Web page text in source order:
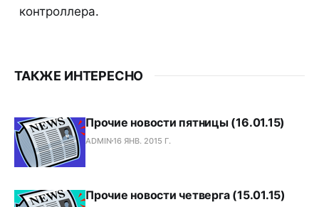
контроллера.
ТАКЖЕ ИНТЕРЕСНО
Прочие новости пятницы (16.01.15)
ADMIN16 ЯНВ. 2015 Г.
Прочие новости четверга (15.01.15)